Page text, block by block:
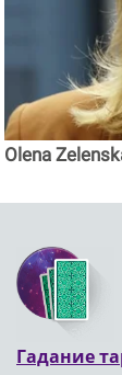
Olena
Гадание